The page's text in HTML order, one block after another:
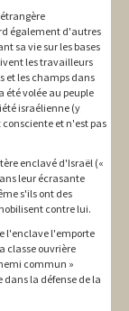
également d'autres
sa vie sur les bases
les travailleurs
et les champs dans
été volée au peuple
israélienne (y
et n'est pas
enclavé d'Israël («
leur écrasante
s'ils ont des
contre lui.
l'enclave l'emporte
classe ouvrière
commun »
la défense de la